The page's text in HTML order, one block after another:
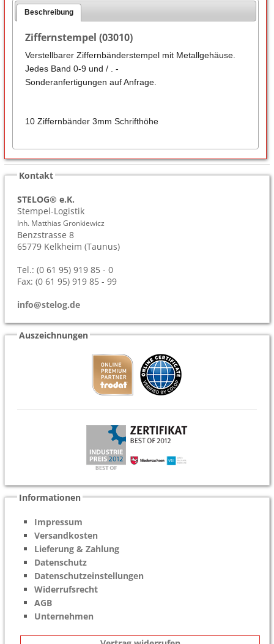
Beschreibung
Ziffernstempel (03010)
Verstellbarer Ziffernbänderstempel mit Metallgehäuse.
Jedes Band 0-9 und / . -
Sonderanfertigungen auf Anfrage.
10 Ziffernbänder 3mm Schrifthöhe
Kontakt
STELOG® e.K.
Stempel-Logistik
Inh. Matthias Gronkiewicz
Benzstrasse 8
65779 Kelkheim (Taunus)
Tel.: (0 61 95) 919 85 - 0
Fax: (0 61 95) 919 85 - 99
info@stelog.de
Auszeichnungen
Informationen
Impressum
Versandkosten
Lieferung & Zahlung
Datenschutz
Datenschutzeinstellungen
Widerrufsrecht
AGB
Unternehmen